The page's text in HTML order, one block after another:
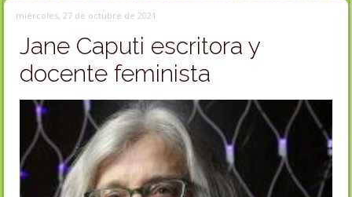
miércoles, 27 de octubre de 2021
Jane Caputi escritora y
docente feminista